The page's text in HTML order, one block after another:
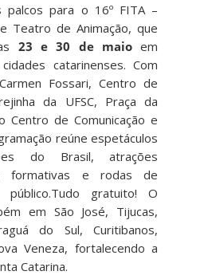
palcos para o 16º FITA –
Teatro de Animação, que
23 e 30 de maioem
catarinenses. Com
Fossari, Centro de
da UFSC, Praça da
Centro de Comunicação e
reúne espetáculos
do Brasil, atrações
formativas e rodas de
gratuito! O
em São José, Tijucas,
do Sul, Curitibanos,
Veneza, fortalecendo a
Catarina.